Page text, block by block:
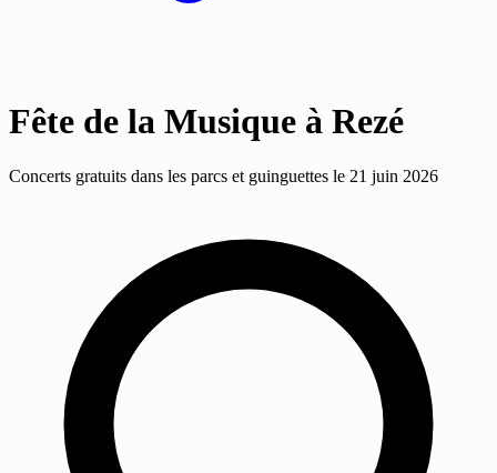
Fête de la Musique à Rezé
Concerts gratuits dans les parcs et guinguettes le 21 juin 2026